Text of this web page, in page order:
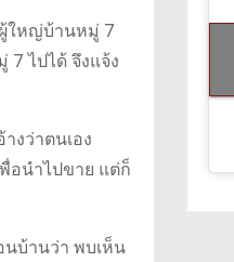
ใหญ่บ้านหมู่ 7
ไปได้ จึงแจ้ง
งว่าตนเอง
อนำไปขาย แต่ก็
นบ้านว่า พบเห็น